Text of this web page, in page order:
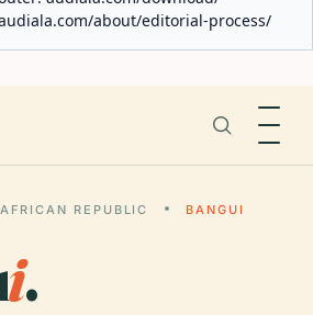
about/editorial-process/
REPUBLIC BANGUI
i.